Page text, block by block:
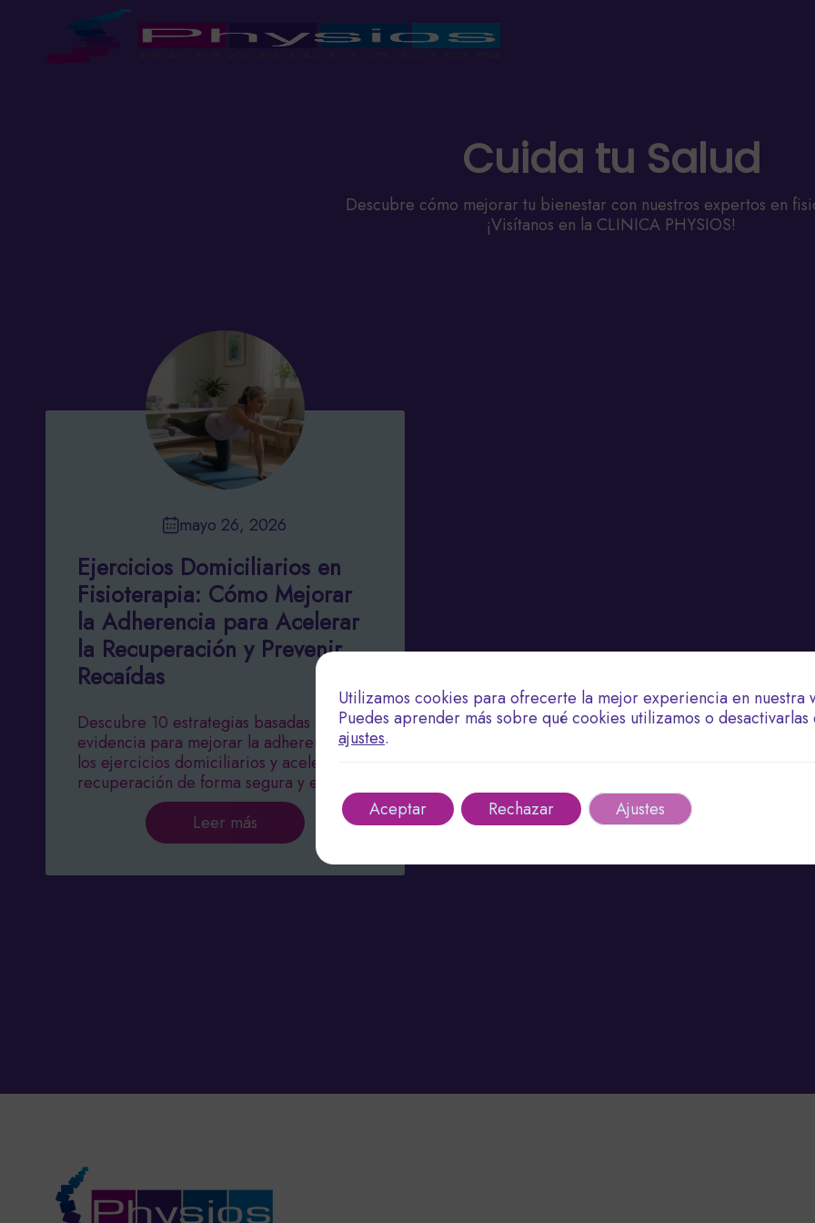
Cuida tu Salud
Descubre cómo mejorar tu bienestar con nuestros expertos en
¡Visítanos en la CLINICA PHYSIOS!
mayo 26, 2026
Ejercicios Domiciliarios en
Fisioterapia: Cómo Mejorar
la Adherencia para Acelerar
la Recuperación y Prevenir
Recaídas
Descubre 10 estrategias basadas en
evidencia para mejorar la adherencia a
los ejercicios domiciliarios y acelerar tu
recuperación de forma segura y efectiva.
Leer más
Utilizamos cookies para ofrecerte la mejor experiencia en nuestra
Puedes aprender más sobre qué cookies utilizamos o desactivarlas
ajustes.
Aceptar Rechazar Ajustes